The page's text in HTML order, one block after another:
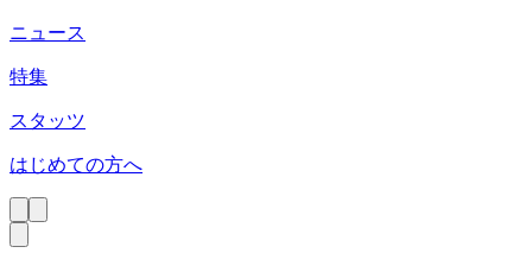
ニュース
特集
スタッツ
はじめての方へ